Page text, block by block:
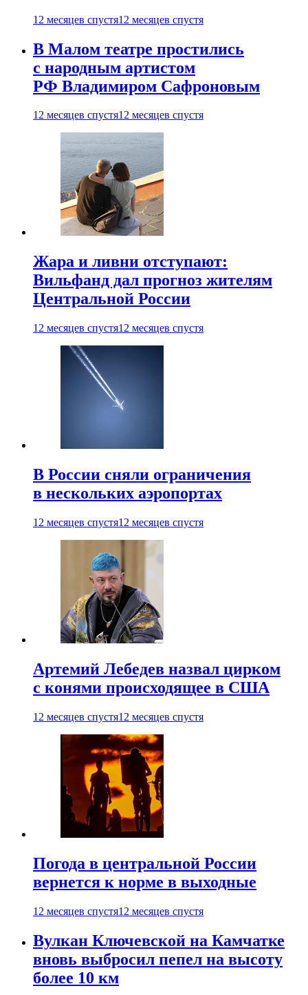
12 месяцев спустя12 месяцев спустя
В Малом театре простились
с народным артистом
РФ Владимиром Сафроновым
12 месяцев спустя12 месяцев спустя
Жара и ливни отступают:
Вильфанд дал прогноз жителям
Центральной России
12 месяцев спустя12 месяцев спустя
В России сняли ограничения
в нескольких аэропортах
12 месяцев спустя12 месяцев спустя
Артемий Лебедев назвал цирком
с конями происходящее в США
12 месяцев спустя12 месяцев спустя
Погода в центральной России
вернется к норме в выходные
12 месяцев спустя12 месяцев спустя
Вулкан Ключевской на Камчатке
вновь выбросил пепел на высоту
более 10 км